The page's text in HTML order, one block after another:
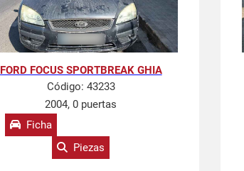
FORD FOCUS SPORTBREAK GHIA
Código: 43233
2004, 0 puertas
Ficha
Piezas